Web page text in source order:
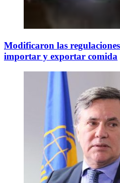
Modificaron las
importar y exportar comida